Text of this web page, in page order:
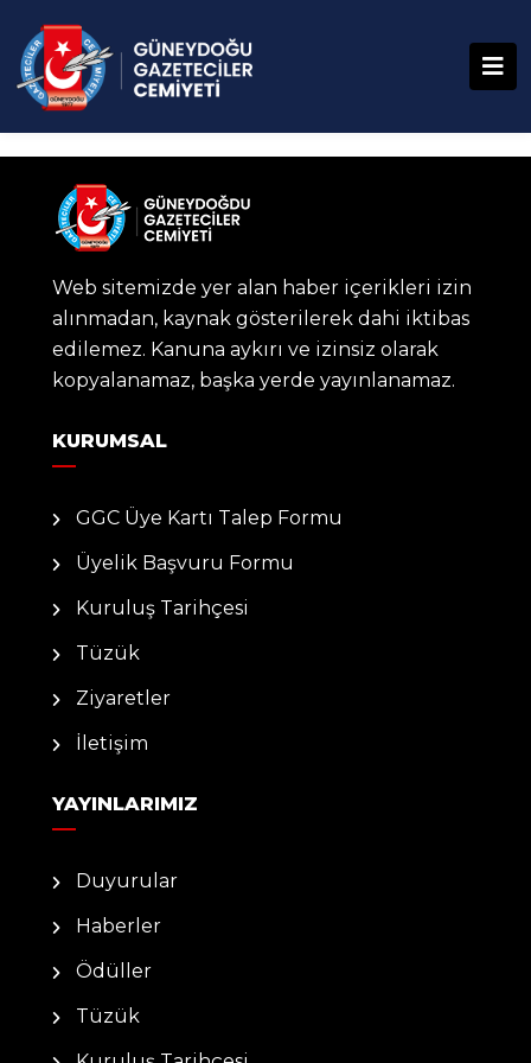
Web sitemizde yer alan haber içerikleri izin
alınmadan, kaynak gösterilerek dahi iktibas
edilemez. Kanuna aykırı ve izinsiz olarak
kopyalanamaz, başka yerde yayınlanamaz.
KURUMSAL
GGC Üye Kartı Talep Formu
Üyelik Başvuru Formu
Kuruluş Tarihçesi
Tüzük
Ziyaretler
İletişim
YAYINLARIMIZ
Duyurular
Haberler
Ödüller
Tüzük